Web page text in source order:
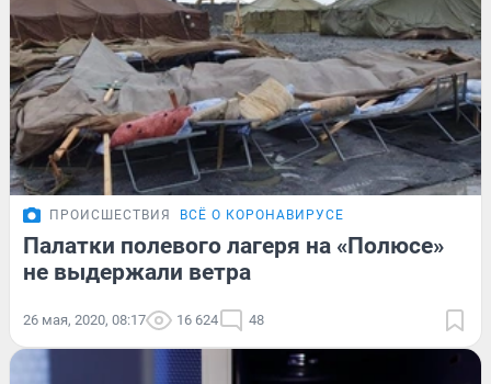
ПРОИСШЕСТВИЯ ВСЁ О КОРОНАВИРУСЕ
Палатки полевого лагеря на «Полюсе»
не выдержали ветра
26 мая, 2020, 08:17 16 624 48